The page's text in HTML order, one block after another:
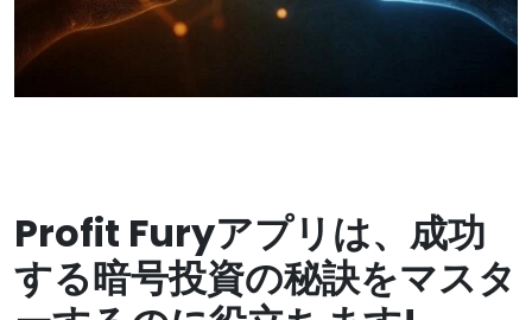
Profit Furyアプリは、成功
する暗号投資の秘訣をマスタ